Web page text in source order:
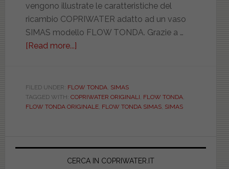
vengono illustrate le caratteristiche del
ricambio COPRIWATER adatto ad un vaso
SIMAS modello FLOW TONDA. Grazie a …
[Read more...]
TONDA.
ORIGINALE.
MAM23225
FILED UNDER: FLOW TONDA, SIMAS
TAGGED WITH: COPRIWATER ORIGINALI FLOW TONDA,
FLOW TONDA ORIGINALE, FLOW TONDA SIMAS, SIMAS
Primary
CERCA IN COPRIWATER.IT